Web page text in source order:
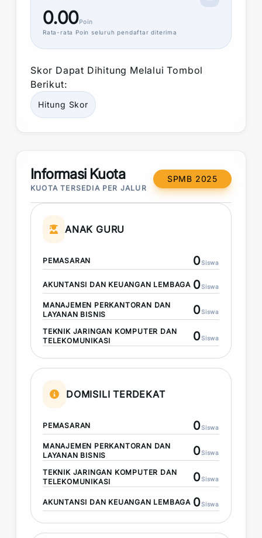
0.00Poin
Rata-rata Poin seluruh pendaftar diterima
Skor Dapat Dihitung Melalui Tombol
Berikut:
Hitung Skor
Informasi Kuota
KUOTA TERSEDIA PER JALUR
SPMB 2025
ANAK GURU
PEMASARAN 0Siswa
AKUNTANSI DAN KEUANGAN LEMBAGA 0Siswa
MANAJEMEN PERKANTORAN DAN
LAYANAN BISNIS
0Siswa
TEKNIK JARINGAN KOMPUTER DAN
TELEKOMUNIKASI
0Siswa
DOMISILI TERDEKAT
PEMASARAN 0Siswa
MANAJEMEN PERKANTORAN DAN
LAYANAN BISNIS
0Siswa
TEKNIK JARINGAN KOMPUTER DAN
TELEKOMUNIKASI
0Siswa
AKUNTANSI DAN KEUANGAN LEMBAGA 0Siswa